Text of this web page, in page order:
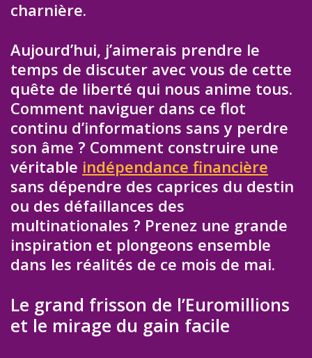
charnière.
Aujourd’hui, j’aimerais prendre le
temps de discuter avec vous de cette
quête de liberté qui nous anime tous.
Comment naviguer dans ce flot
continu d’informations sans y perdre
son âme ? Comment construire une
véritable indépendance financière
sans dépendre des caprices du destin
ou des défaillances des
multinationales ? Prenez une grande
inspiration et plongeons ensemble
dans les réalités de ce mois de mai.
Le grand frisson de l’Euromillions
et le mirage du gain facile